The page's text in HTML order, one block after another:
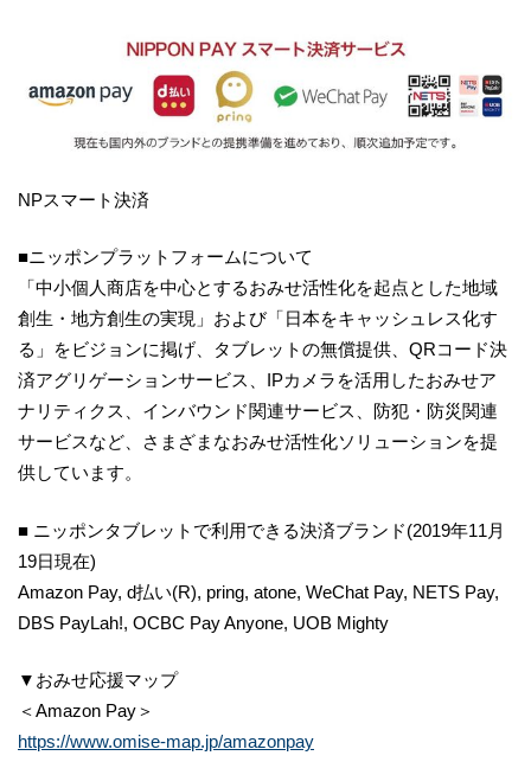
NPスマート決済
■ニッポンプラットフォームについて
「中小個人商店を中心とするおみせ活性化を起点とした地域
創生・地方創生の実現」および「日本をキャッシュレス化す
る」をビジョンに掲げ、タブレットの無償提供、QRコード決
済アグリゲーションサービス、IPカメラを活用したおみせア
ナリティクス、インバウンド関連サービス、防犯・防災関連
サービスなど、さまざまなおみせ活性化ソリューションを提
供しています。
■ ニッポンタブレットで利用できる決済ブランド(2019年11月
19日現在)
Amazon Pay, d払い(R), pring, atone, WeChat Pay, NETS Pay,
DBS PayLah!, OCBC Pay Anyone, UOB Mighty
▼おみせ応援マップ
＜Amazon Pay＞
https://www.omise-map.jp/amazonpay